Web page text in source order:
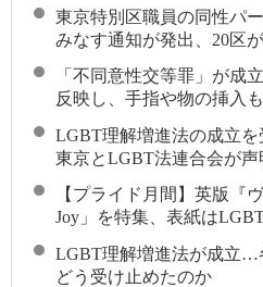
東京特別区職員の同性パ
みなす通知が発出、20区
「不同意性交等罪」が成
反映し、手指や物の挿入
LGBT理解増進法の成立
東京とLGBT法連合会が声
【プライド月間】英版『
Joy」を特集、表紙は
LGBT理解増進法が成立…
どう受け止めたのか